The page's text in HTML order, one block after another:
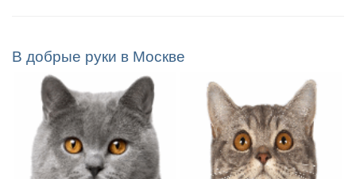
В добрые руки в Москве